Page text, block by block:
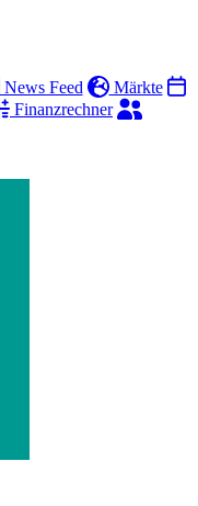
News Feed
Märkte
Finanzrechner